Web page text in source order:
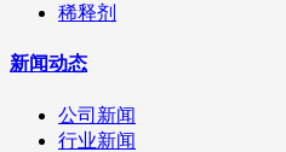
稀释剂
新闻动态
公司新闻
行业新闻